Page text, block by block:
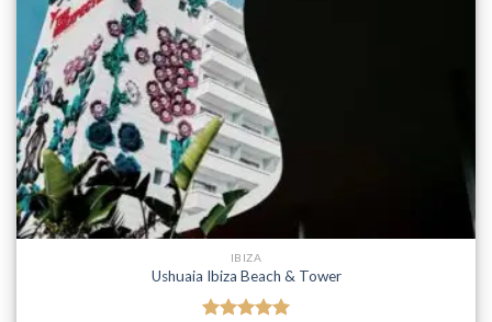
IBIZA
Ushuaia Ibiza Beach & Tower